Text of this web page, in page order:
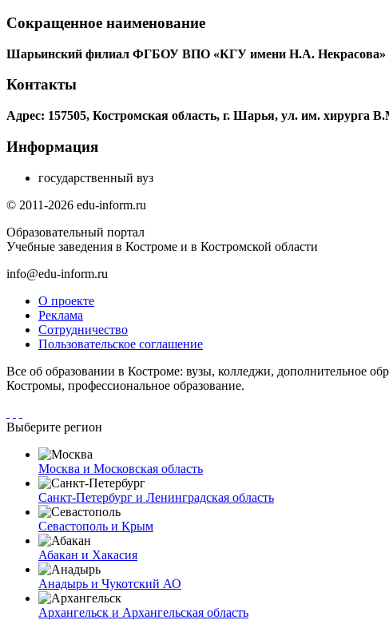
Сокращенное наименование
Шарьинский филиал ФГБОУ ВПО «КГУ имени Н.А. Некрасова»
Контакты
Адрес: 157505, Костромская область, г. Шарья, ул. им. хирурга
Информация
государственный вуз
© 2011-2026 edu-inform.ru
Образовательный портал
Учебные заведения в Костроме и в Костромской области
info@edu-inform.ru
О проекте
Реклама
Сотрудничество
Пользовательское соглашение
Все об образовании в Костроме: вузы, колледжи, дополнительное
Костромы, профессиональное образование.
Выберите регион
Москва и Московская область
Санкт-Петербург и Ленинградская область
Севастополь и Крым
Абакан и Хакасия
Анадырь и Чукотский АО
Архангельск и Архангельская область